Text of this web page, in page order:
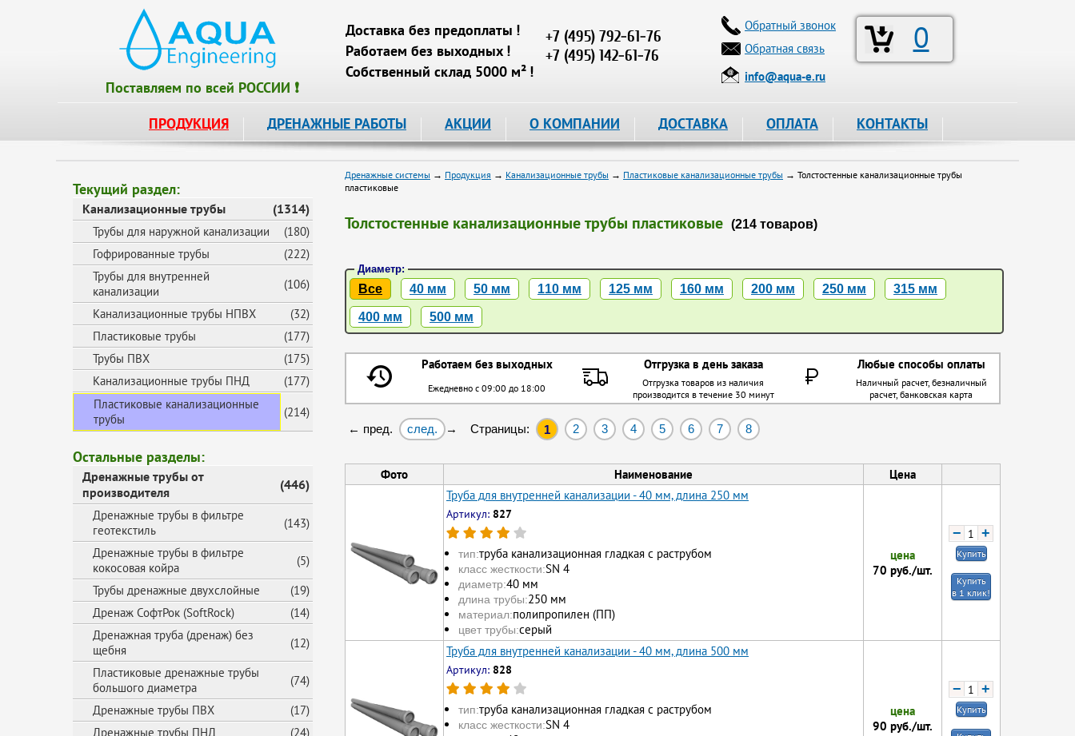
Поставляем по всей РОССИИ ❗
Доставка без предоплаты !
Работаем без выходных !
Собственный склад 5000 м² !
+7 (495) 792-61-76
+7 (495) 142-61-76
0
Обратный звонок
Обратная связь
info@aqua-e.ru
ПРОДУКЦИЯ ДРЕНАЖНЫЕ РАБОТЫ АКЦИИ О КОМПАНИИ ДОСТАВКА ОПЛАТА КОНТАКТЫ
Текущий раздел:
Канализационные трубы (1314)
Трубы для наружной канализации
(180)
Гофрированные трубы
(222)
Трубы для внутренней
канализации
(106)
Канализационные трубы НПВХ
(32)
Пластиковые трубы
(177)
Трубы ПВХ
(175)
Канализационные трубы ПНД
(177)
Пластиковые канализационные
трубы
(214)
Остальные разделы:
Дренажные трубы от
производителя
(446)
Дренажные трубы в фильтре
геотекстиль
(143)
Дренажные трубы в фильтре
кокосовая койра
(5)
Трубы дренажные двухслойные
(19)
Дренаж СофтРок (SoftRock)
(14)
Дренажная труба (дренаж) без
щебня
(12)
Пластиковые дренажные трубы
большого диаметра
(74)
Дренажные трубы ПВХ
(17)
Дренажные трубы ПНД
(24)
Дренажные системы → Продукция → Канализационные трубы → Пластиковые канализационные трубы → Толстостенные канализационные трубы
пластиковые
Толстостенные канализационные трубы пластиковые (214 товаров)
Диаметр:
Все 40 мм 50 мм 110 мм 125 мм 160 мм 200 мм 250 мм 315 мм
400 мм 500 мм
Работаем без выходных Отгрузка в день заказа Любые способы оплаты
Ежедневно с 09:00 до 18:00
Отгрузка товаров из наличия
производится в течение 30 минут
Наличный расчет, безналичный
расчет, банковская карта
← пред. след. → Страницы: 1 2 3 4 5 6 7 8
Фото Наименование
Цена
Труба для внутренней канализации - 40 мм, длина 250 мм
Артикул: 827
тип:труба канализационная гладкая с раструбом
класс жесткости:SN 4
диаметр:40 мм
длина трубы:250 мм
материал:полипропилен (ПП)
цвет трубы:серый
цена
70 руб./шт.
− +
Купить
Купить
в 1 клик!
Труба для внутренней канализации - 40 мм, длина 500 мм
Артикул: 828
тип:труба канализационная гладкая с раструбом
класс жесткости:SN 4
цена
90 руб./шт.
− +
Купить